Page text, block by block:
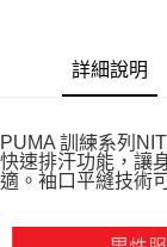
付款後7-11取貨
每筆NT$100，滿
宅配(離島恕不配送)
每筆NT$150，滿
詳細說明
PUMA 訓練系列
快速排汗功能，讓
適。袖口平縫技術